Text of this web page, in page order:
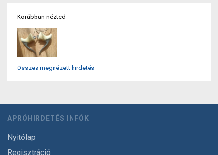
Korábban nézted
Összes megnézett hirdetés
APRÓHIRDETÉS INFÓK
Nyitólap
Regisztráció